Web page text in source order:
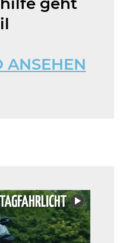
ANSEHEN